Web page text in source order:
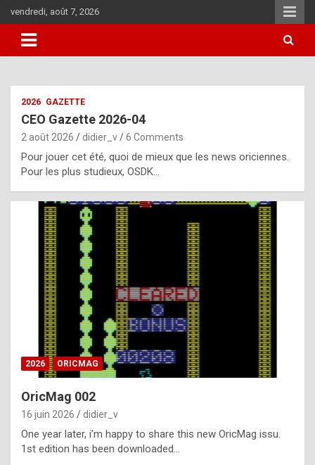
to
content
vendredi, août 7, 2026
i
u
l
y
d
i
ff
i
l
t
2026 GAZETTE
CEO Gazette 2026-04
2 août 2026 didier_v 6 Comments
Pour jouer cet été, quoi de mieux que les news oriciennes.
Pour les plus studieux, OSDK…
2026 ORICMAG
OricMag 002
16 juin 2026 didier_v
One year later, i’m happy to share this new OricMag issu.
1st edition has been downloaded…